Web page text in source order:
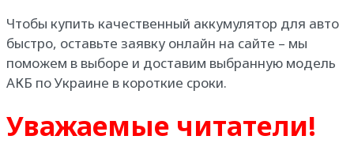
Чтобы купить качественный аккумулятор для авто
быстро, оставьте заявку онлайн на сайте – мы
поможем в выборе и доставим выбранную модель
АКБ по Украине в короткие сроки.
Уважаемые читатели!